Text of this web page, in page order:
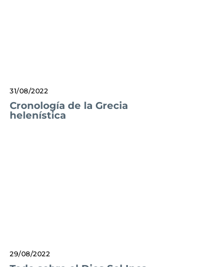
31/08/2022
Cronología de la Grecia
helenística
29/08/2022